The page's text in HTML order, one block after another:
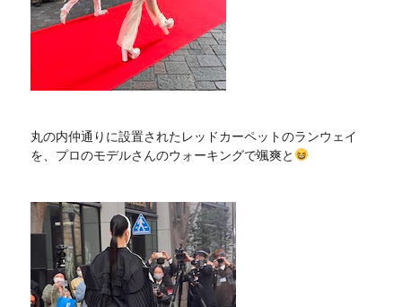
丸の内仲通りに設置されたレッドカーペットのランウェイ
を、プロのモデルさんのウォーキングで颯爽と